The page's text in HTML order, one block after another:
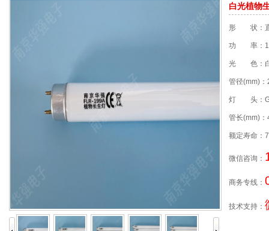
白光植物
形 状：
功 率：
光 色：
管径(mm)
灯 头：
管长(mm)
额定寿命：
微信咨询：
商务专线：
技术支持：